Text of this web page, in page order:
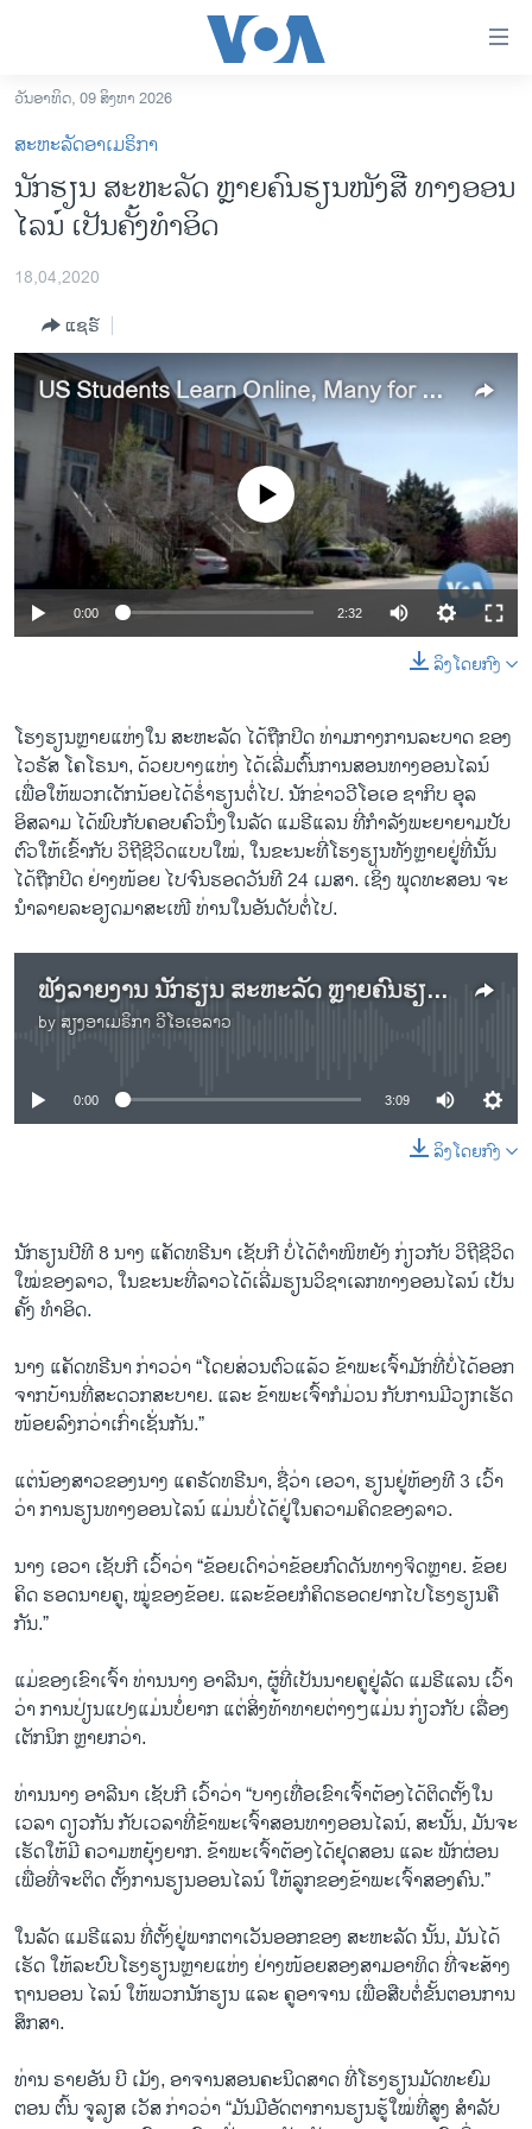
ເຂົ້າ
ຫາ
ຂ້າມ
ຂ້າມ
ຂ້າມ
ຫາ
ລາວ
ອາເມຣິກາ
ຂ່າວ​ຈີນ
ໂລກ
ເອເຊຍ
ອິດສະຫຼະພາບດ້ານການຂ່າວ
ຊີວິດຊາວລາວ
ຊຸມຊົນຊາວລາວ
ວິທະຍາສາດ-ເທັກໂນໂລຈີ
ທຸລະກິດ
ພາສາອັງກິດ
ສຽງ
ລາຍການກະຈາຍສຽງ
ລາຍງານ
ຕິດຕາມພວກເຮົາ ທີ່
ພາສາຕ່າງໆ
ວັນອາທິດ, 09 ສິງຫາ 2026
ສະຫະລັດອາເມຣິກາ
ນັກຮຽນ ສະຫະລັດ ຫຼາຍຄົນຮຽນໜັງສື ທາງອອນ
ໄລນ໌ ເປັນຄັ້ງທຳອິດ
18,04,2020
ແຊຣ໌
US Students Learn Online, Many for First Time
No media source currently available
0:00 2:32
ລິງໂດຍກົງ
ໂຮງຮຽນຫຼາຍແຫ່ງໃນ ສະຫະລັດ ໄດ້ຖືກປິດ ທ່າມກາງການລະບາດ ຂອງ
ໄວຣັສ ໂຄໂຣນາ, ດ້ວຍບາງແຫ່ງ ໄດ້ເລີ່ມຕົ້ນການສອນທາງອອນໄລນ໌
ເພື່ອໃຫ້ພວກເດັກນ້ອຍໄດ້ຮໍ່າຮຽນຕໍ່ໄປ. ນັກຂ່າວວີໂອເອ ຊາກິບ ອຸລ
ອິສລາມ ໄດ້ພົບກັບຄອບຄົວນຶ່ງໃນລັດ ແມຣີແລນ ທີ່ກຳລັງພະຍາຍາມປັບ
ຕົວໃຫ້ເຂົ້າກັບ ວິຖີຊີວິດແບບໃໝ່, ໃນຂະນະທີ່ໂຮງຮຽນທັງຫຼາຍຢູ່ທີ່ນັ້ນ
ໄດ້ຖືກປິດ ຢ່າງໜ້ອຍ ໄປຈົນຮອດວັນທີ 24 ເມສາ. ເຊິ່ງ ພຸດທະສອນ ຈະ
ນຳລາຍລະອຽດມາສະເໜີ ທ່ານໃນອັນດັບຕໍ່ໄປ.
ຟັງລາຍງານ ນັກຮຽນ ສະຫະລັດ ຫຼາຍຄົນຮຽນໜັງສື ທາງອອນໄລນ໌ ເປັນຄັ້ງທຳອິດ
by ສຽງອາເມຣິກາ ວີໂອເອລາວ
No media source currently available
0:00 3:09
ລິງໂດຍກົງ
ນັກຮຽນປີທີ 8 ນາງ ແຄັດທຣີນາ ເຊັບກີ ບໍ່ໄດ້ຕຳໜິຫຍັງ ກ່ຽວກັບ ວິຖີຊີວິດ
ໃໝ່ຂອງລາວ, ໃນຂະນະທີ່ລາວໄດ້ເລີ່ມຮຽນວິຊາເລກທາງອອນໄລນ໌ ເປັນ
ຄັ້ງ ທຳອິດ.
ນາງ ແຄັດທຣີນາ ກ່າວວ່າ “ໂດຍສ່ວນຕົວແລ້ວ ຂ້າພະເຈົ້າມັກທີ່ບໍ່ໄດ້ອອກ
ຈາກບ້ານທີ່ສະດວກສະບາຍ. ແລະ ຂ້າພະເຈົ້າກໍມ່ວນ ກັບການມີວຽກເຮັດ
ໜ້ອຍລົງກວ່າເກົ່າເຊັ່ນກັນ.”
ແຕ່ນ້ອງສາວຂອງນາງ ແຄຣັດທຣີນາ, ຊື່ວ່າ ເອວາ, ຮຽນຢູ່ຫ້ອງທີ 3 ເວົ້າ
ວ່າ ການຮຽນທາງອອນໄລນ໌ ແມ່ນບໍ່ໄດ້ຢູ່ໃນຄວາມຄິດຂອງລາວ.
ນາງ ເອວາ ເຊັບກີ ເວົ້າວ່າ “ຂ້ອຍເດົາວ່າຂ້ອຍກົດດັນທາງຈິດຫຼາຍ. ຂ້ອຍ
ຄິດ ຮອດນາຍຄູ, ໝູ່ຂອງຂ້ອຍ. ແລະຂ້ອຍກໍຄິດຮອດຢາກໄປໂຮງຮຽນຄື
ກັນ.”
ແມ່ຂອງເຂົາເຈົ້າ ທ່ານນາງ ອາລີນາ, ຜູ້ທີ່ເປັນນາຍຄູຢູ່ລັດ ແມຣີແລນ ເວົ້າ
ວ່າ ການປ່ຽນແປງແມ່ນບໍ່ຍາກ ແຕ່ສິ່ງທ້າທາຍຕ່າງໆແມ່ນ ກ່ຽວກັບ ເລື່ອງ
ເຕັກນິກ ຫຼາຍກວ່າ.
ທ່ານນາງ ອາລີນາ ເຊັບກີ ເວົ້າວ່າ “ບາງເທື່ອເຂົາເຈົ້າຕ້ອງໄດ້ຕິດຕັ້ງໃນ
ເວລາ ດຽວກັນ ກັບເວລາທີ່ຂ້າພະເຈົ້າສອນທາງອອນໄລນ໌,​ ສະນັ້ນ, ມັນຈະ
ເຮັດໃຫ້ມີ ຄວາມຫຍຸ້ງຍາກ. ຂ້າພະເຈົ້າຕ້ອງໄດ້ຢຸດສອນ ແລະ ພັກຜ່ອນ
ເພື່ອທີ່ຈະຕິດ ຕັ້ງການຮຽນອອນໄລນ໌ ໃຫ້ລູກຂອງຂ້າພະເຈົ້າສອງຄົນ.”
ໃນລັດ ແມຣີແລນ ທີ່ຕັ້ງຢູ່ພາກຕາເວັນອອກຂອງ ສະຫະລັດ ນັ້ນ, ມັນໄດ້
ເຮັດ ໃຫ້ລະບົບໂຮງຮຽນຫຼາຍແຫ່ງ ຢ່າງໜ້ອຍສອງສາມອາທິດ ທີ່ຈະສ້າງ
ຖານອອນ ໄລນ໌ ໃຫ້ພວກນັກຮຽນ ແລະ ຄູອາຈານ ເພື່ອສືບຕໍ່ຂັ້ນຕອນການ
ສຶກສາ.
ທ່ານ ຣາຍອັນ ບີ ເມັງ, ອາຈານສອນຄະນິດສາດ ທີ່ໂຮງຮຽນມັດທະຍົມ
ຕອນ ຕົ້ນ ຈູລຽສ ເວັສ ກ່າວວ່າ “ມັນມີອັດຕາການຮຽນຮູ້ໃໝ່ທີ່ສູງ ສຳລັບ